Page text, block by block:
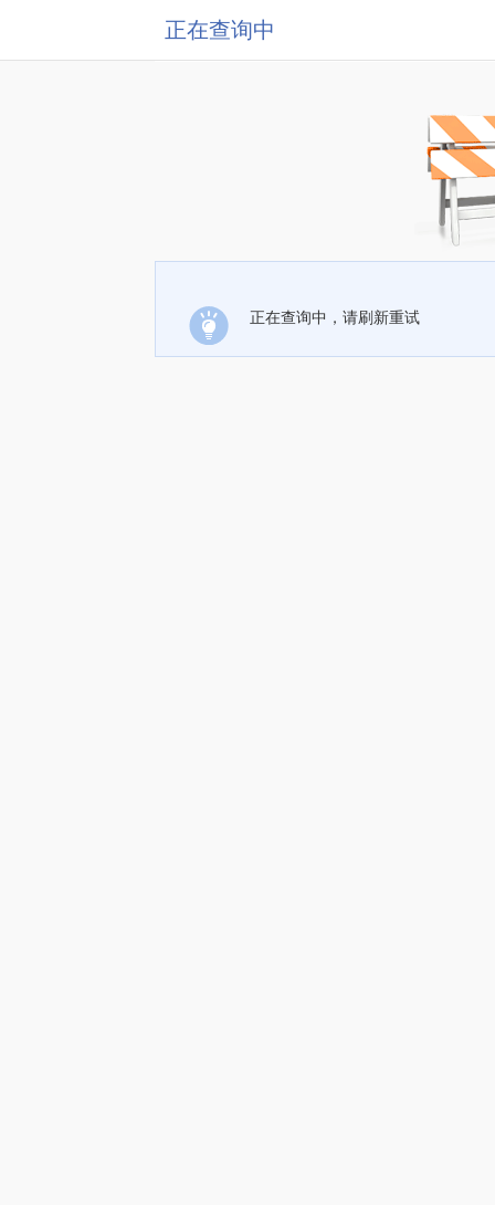
正在查询中
正在查询中，请刷新重试